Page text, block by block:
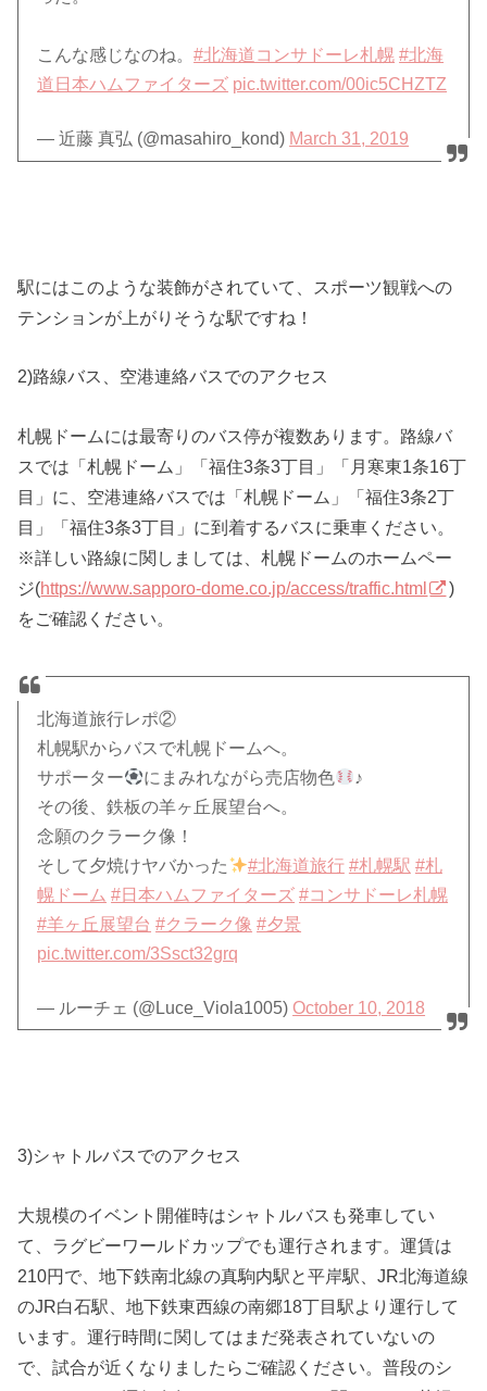
こんな感じなのね。#北海道コンサドーレ札幌 #北海
道日本ハムファイターズ pic.twitter.com/00ic5CHZTZ
— 近藤 真弘 (@masahiro_kond) March 31, 2019
駅にはこのような装飾がされていて、スポーツ観戦への
テンションが上がりそうな駅ですね！
2)路線バス、空港連絡バスでのアクセス
札幌ドームには最寄りのバス停が複数あります。路線バ
スでは「札幌ドーム」「福住3条3丁目」「月寒東1条16丁
目」に、空港連絡バスでは「札幌ドーム」「福住3条2丁
目」「福住3条3丁目」に到着するバスに乗車ください。
※詳しい路線に関しましては、札幌ドームのホームペー
ジ(https://www.sapporo-dome.co.jp/access/traffic.html
)
をご確認ください。
北海道旅行レポ②
札幌駅からバスで札幌ドームへ。
サポーター
にまみれながら売店物色
♪
その後、鉄板の羊ヶ丘展望台へ。
念願のクラーク像！
そして夕焼けヤバかった
#北海道旅行 #札幌駅 #札
幌ドーム #日本ハムファイターズ #コンサドーレ札幌
#羊ヶ丘展望台 #クラーク像 #夕景
pic.twitter.com/3Ssct32grq
— ルーチェ (@Luce_Viola1005) October 10, 2018
3)シャトルバスでのアクセス
大規模のイベント開催時はシャトルバスも発車してい
て、ラグビーワールドカップでも運行されます。運賃は
210円で、地下鉄南北線の真駒内駅と平岸駅、JR北海道線
のJR白石駅、地下鉄東西線の南郷18丁目駅より運行して
います。運行時間に関してはまだ発表されていないの
で、試合が近くなりましたらご確認ください。普段のシ